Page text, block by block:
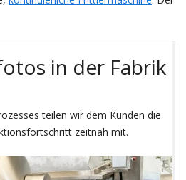
in der Fabrik
teilen wir dem Kunden die
zeitnah mit.